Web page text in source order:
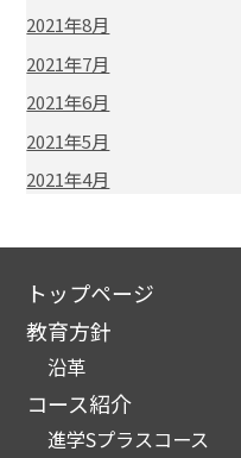
2021年8月
2021年7月
2021年6月
2021年5月
2021年4月
トップページ
教育方針
沿革
コース紹介
進学Sプラスコース